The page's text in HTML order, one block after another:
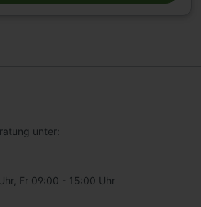
Ersatzsaugplatten. Ihr
zu sichern. Durch
gespannt. Unterschiedliche
Austauschbare Saugplatten
unter:
Fr 09:00 - 15:00 Uhr